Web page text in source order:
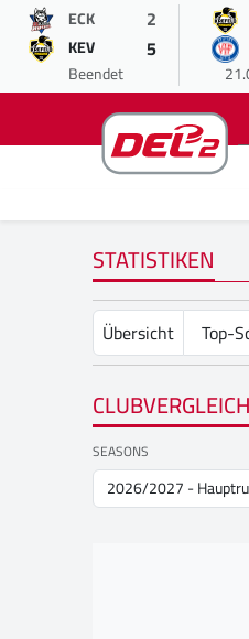
ECK 2
KEV 5
Beendet
STATISTIKEN
Übersicht Top-
CLUBVERGLEICH
SEASONS